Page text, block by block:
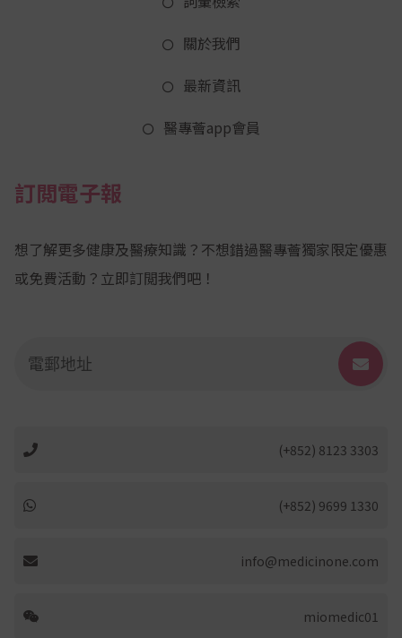
關於我們
最新資訊
醫專薈app會員
訂閲電子報
想了解更多健康及醫療知識？不想錯過醫專薈獨家限定優惠
或免費活動？立即訂閲我們吧！
(+852) 8123 3303
(+852) 9699 1330
info@medicinone.com
miomedic01